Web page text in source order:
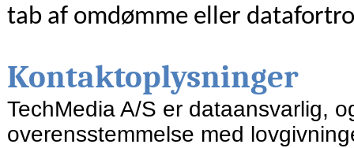
tab af omdømme eller
Kontaktoplysninger
TechMedia A/S er dataansvarlig,
overensstemmelse med